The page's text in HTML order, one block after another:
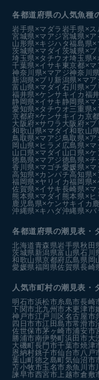
各都道府県の人気魚種
岩手県×マダラ 岩手県×ス
宮城県×マアジ宮城県×ア
山形県×キジハタ福島県×
茨城県×マダイ 茨城県×ブ
埼玉県×タチウオ埼玉県×
千葉県×イサキ 東京都×マ
神奈川県×マアジ神奈川
新潟県×ブリ 新潟県×マア
富山県×マダイ 石川県×ブ
福井県×ケンサキイカ 福
静岡県×イサキ 静岡県×マ
愛知県×タチウオ三重県×
京都府×ケンサキイカ 京
大阪府×サワラ 大阪府×ブ
和歌山県×マダイ和歌山
鳥取県×マアジ鳥取県×ア
岡山県×ヒラメ 広島県×マ
山口県×マダイ 山口県×ケ
徳島県×マアジ徳島県×チ
香川県×マゴチ愛媛県×マ
高知県×カンパチ高知県×
福岡県×ヤリイカ福岡県×
佐賀県×イサキ長崎県×マ
熊本県×マダイ 熊本県×ヒ
鹿児島県×ケンサキイカ
沖縄県×キハダ沖縄県×バ
各都道府県の潮見表 ・
北海道青森県岩手県秋田
茨城県新潟県富山県石川
和歌山県京都府広島県 岡
愛媛県福岡県佐賀県長崎
人気市町村の潮見表・
明石市浜松市糸島市長崎
下関市北九州市木更津市
神戸市江戸川区 名古屋市
四日市市江田島市常滑市
佐世保市茅ヶ崎市浦安市
勝浦市南伊勢町浜田市大
大磯町長門市千葉市焼津
恩納村銚子市仙台市八戸
葉山町徳之島町気仙沼市
苫小牧市玉名市糸魚川市
諫早市西宮市 上越市倉敷